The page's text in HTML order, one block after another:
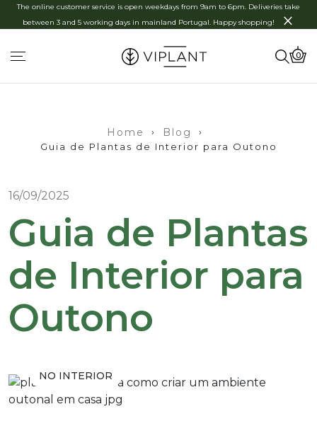
The online customer service is open weekdays from 9am to 6pm. Deliveries take
between 3 and 5 working days in mainland Portugal. Happy shopping!
×
0
Home › Blog
›
Guia de Plantas de Interior para Outono
16/09/2025
Guia de Plantas
de Interior para
Outono
NO INTERIOR